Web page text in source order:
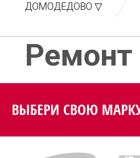
ДОМОДЕДОВО ▽
Ремонт